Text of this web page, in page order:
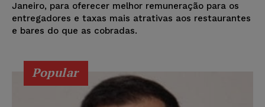
Janeiro, para oferecer melhor remuneração para os
entregadores e taxas mais atrativas aos restaurantes
e bares do que as cobradas.
Popular